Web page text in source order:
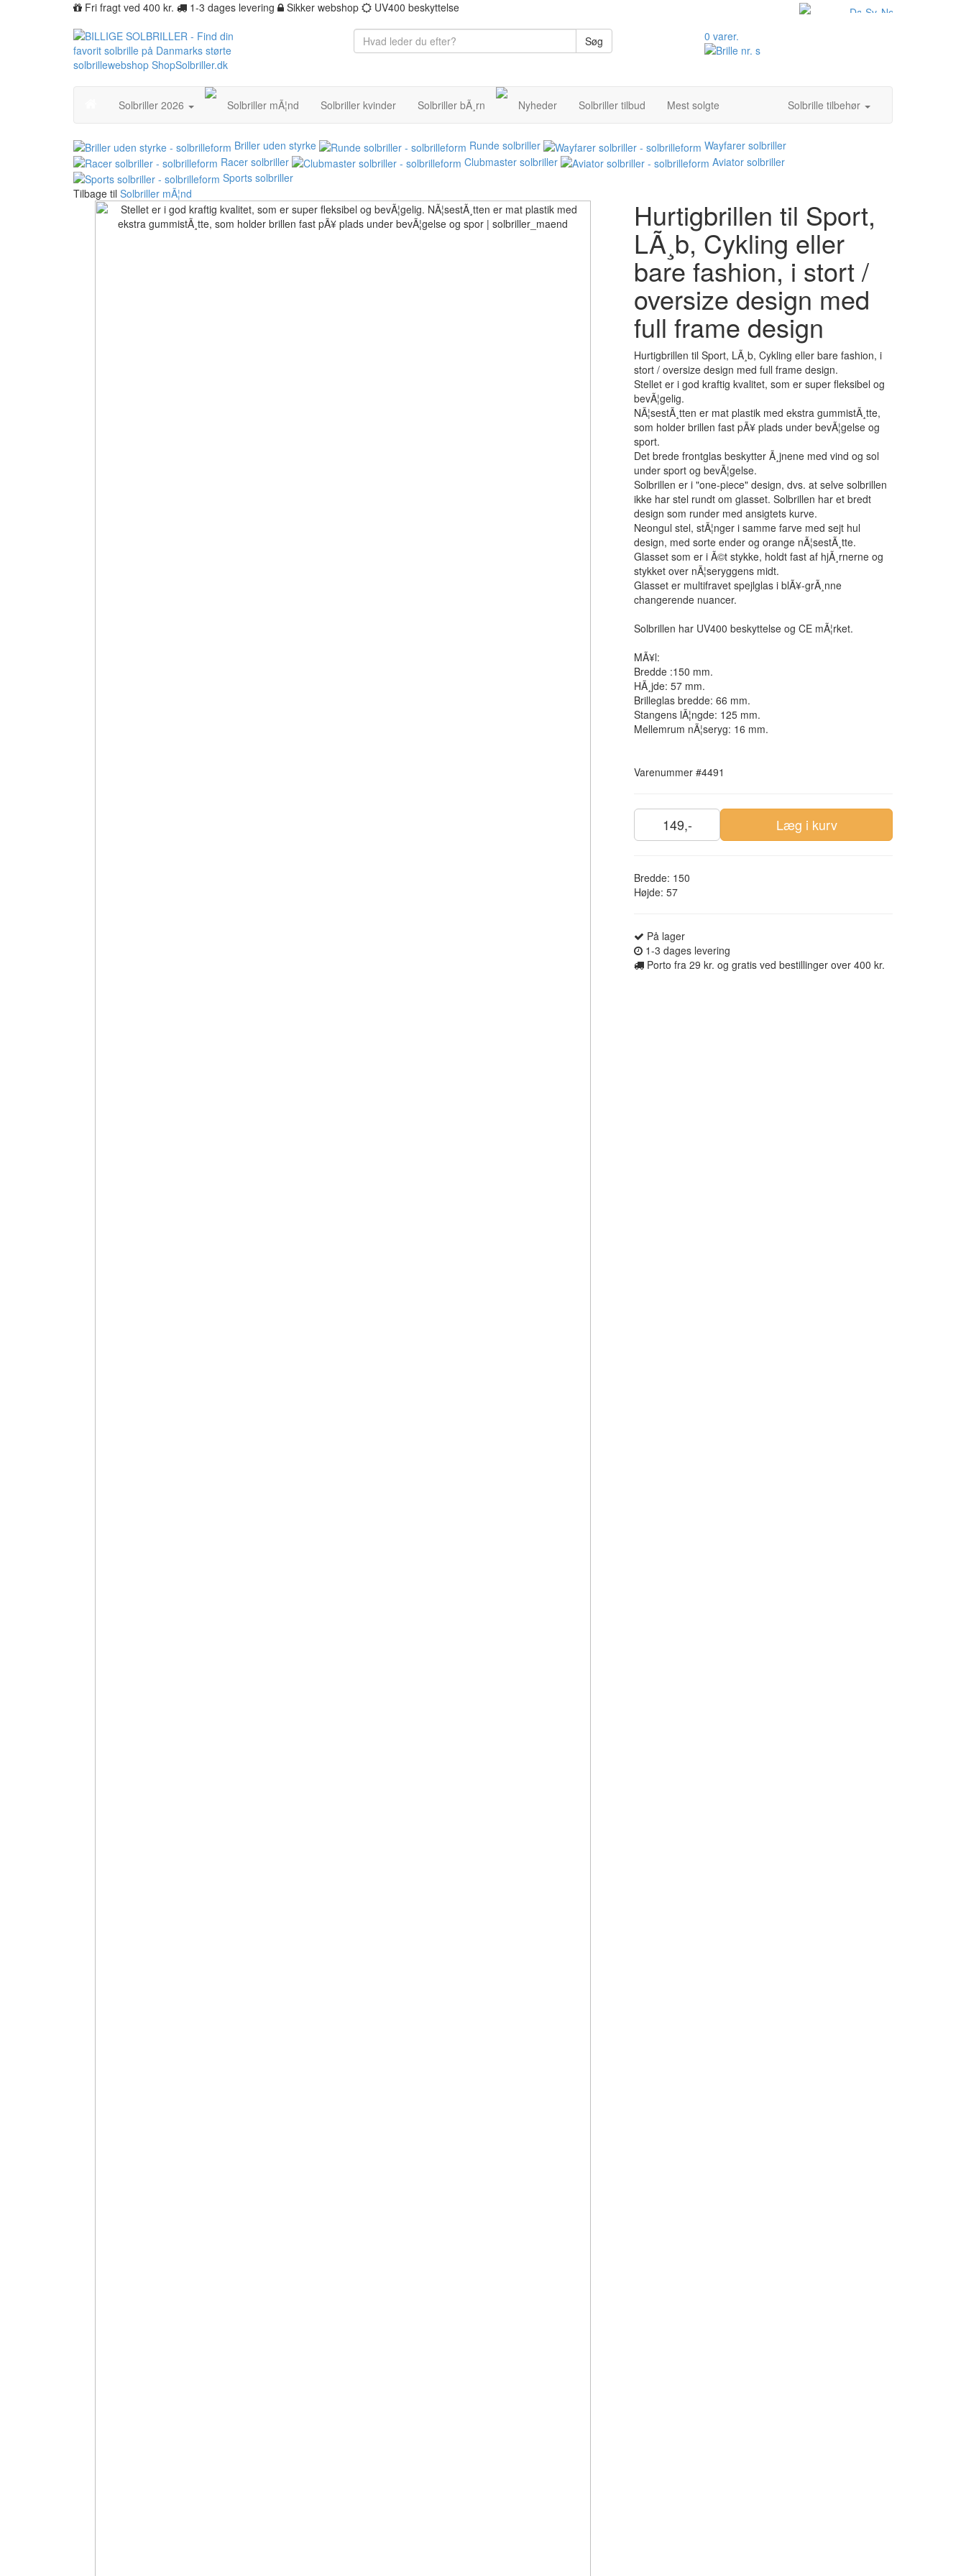
Fri fragt ved 400 kr. 1-3 dages levering Sikker webshop UV400 beskyttelse
Søg 0 varer.
Solbriller 2026 Solbriller mÃ¦nd Solbriller kvinder Solbriller bÃ¸rn Nyheder Solbriller tilbud Mest solgte Solbrille tilbehør
Briller uden styrke Runde solbriller
Wayfarer solbriller
Racer solbriller
Clubmaster solbriller
Aviator solbriller
Sports solbriller
Tilbage til Solbriller mÃ¦nd
Hurtigbrillen til Sport,
LÃ¸b, Cykling eller
bare fashion, i stort /
oversize design med
full frame design
Hurtigbrillen til Sport, LÃ¸b, Cykling eller bare fashion, i
stort / oversize design med full frame design.
Stellet er i god kraftig kvalitet, som er super fleksibel og
bevÃ¦gelig.
NÃ¦sestÃ¸tten er mat plastik med ekstra gummistÃ¸tte,
som holder brillen fast pÃ¥ plads under bevÃ¦gelse og
sport.
Det brede frontglas beskytter Ã¸jnene med vind og sol
under sport og bevÃ¦gelse.
Solbrillen er i "one-piece" design, dvs. at selve solbrillen
ikke har stel rundt om glasset. Solbrillen har et bredt
design som runder med ansigtets kurve.
Neongul stel, stÃ¦nger i samme farve med sejt hul
design, med sorte ender og orange nÃ¦sestÃ¸tte.
Glasset som er i Ã©t stykke, holdt fast af hjÃ¸rnerne og
stykket over nÃ¦seryggens midt.
Glasset er multifravet spejlglas i blÃ¥-grÃ¸nne
changerende nuancer.
Solbrillen har UV400 beskyttelse og CE mÃ¦rket.
MÃ¥l:
Bredde :150 mm.
HÃ¸jde: 57 mm.
Brilleglas bredde: 66 mm.
Stangens lÃ¦ngde: 125 mm.
Mellemrum nÃ¦seryg: 16 mm.
Varenummer #4491
149,- Læg i kurv
Bredde: 150
Højde: 57
På lager
1-3 dages levering
Porto fra 29 kr. og gratis ved bestillinger over 400 kr.